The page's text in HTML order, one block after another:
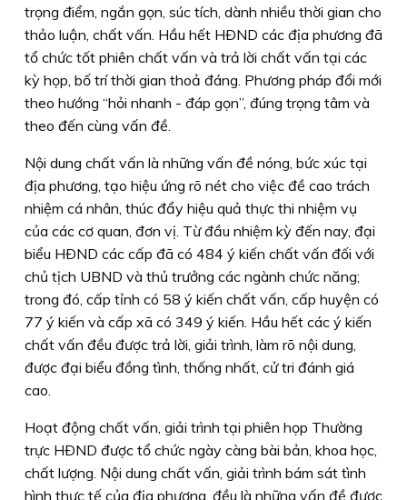
trọng điểm, ngắn gọn, súc tích, dành nhiều thời gian cho
thảo luận, chất vấn. Hầu hết HÐND các địa phương đã
tổ chức tốt phiên chất vấn và trả lời chất vấn tại các
kỳ họp, bố trí thời gian thoả đáng. Phương pháp đổi mới
theo hướng “hỏi nhanh - đáp gọn”, đúng trọng tâm và
theo đến cùng vấn đề.
Nội dung chất vấn là những vấn đề nóng, bức xúc tại
địa phương, tạo hiệu ứng rõ nét cho việc đề cao trách
nhiệm cá nhân, thúc đẩy hiệu quả thực thi nhiệm vụ
của các cơ quan, đơn vị. Từ đầu nhiệm kỳ đến nay, đại
biểu HÐND các cấp đã có 484 ý kiến chất vấn đối với
chủ tịch UBND và thủ trưởng các ngành chức năng;
trong đó, cấp tỉnh có 58 ý kiến chất vấn, cấp huyện có
77 ý kiến và cấp xã có 349 ý kiến. Hầu hết các ý kiến
chất vấn đều được trả lời, giải trình, làm rõ nội dung,
được đại biểu đồng tình, thống nhất, cử tri đánh giá
cao.
Hoạt động chất vấn, giải trình tại phiên họp Thường
trực HÐND được tổ chức ngày càng bài bản, khoa học,
chất lượng. Nội dung chất vấn, giải trình bám sát tình
hình thực tế của địa phương, đều là những vấn đề được